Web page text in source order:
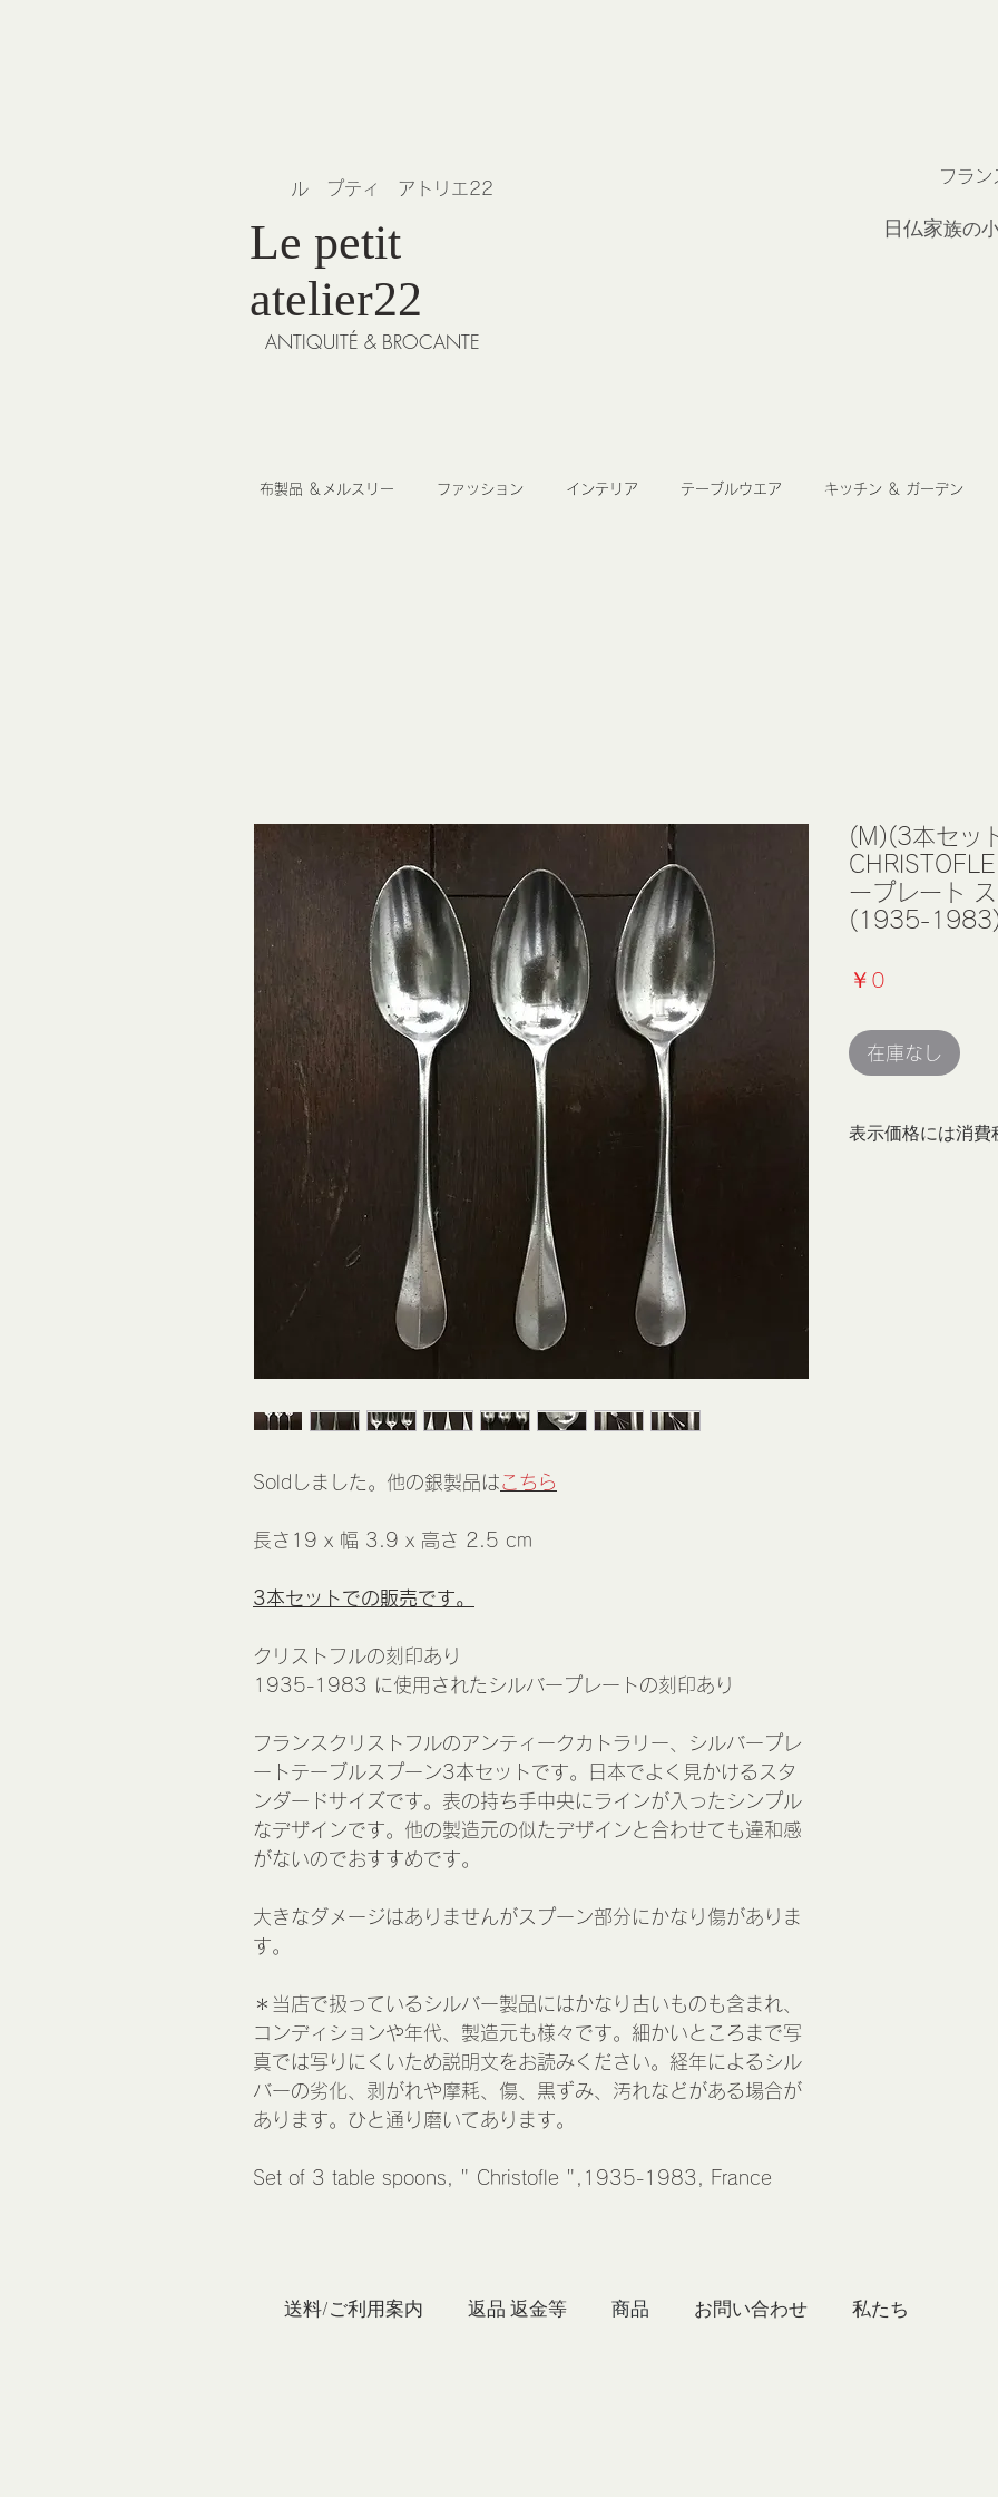
​ル プティ アトリエ22
Le petit
atelier22
ANTIQUITÉ & BROCANTE
フラン
日仏家族の
Soldしました。他の銀製品はこちら
長さ19 x 幅 3.9 x 高さ 2.5 cm
3本セットでの販売です。
クリストフルの刻印あり
1935-1983 に使用されたシルバープレートの刻印あり
フランスクリストフルのアンティークカトラリー、シルバープレ
ートテーブルスプーン3本セットです。日本でよく見かけるスタ
ンダードサイズです。表の持ち手中央にラインが入ったシンプル
なデザインです。他の製造元の似たデザインと合わせても違和感
がないのでおすすめです。
大きなダメージはありませんがスプーン部分にかなり傷がありま
す。
＊当店で扱っているシルバー製品にはかなり古いものも含まれ、
コンディションや年代、製造元も様々です。細かいところまで写
真では写りにくいため説明文をお読みください。経年によるシル
バーの劣化、剥がれや摩耗、傷、黒ずみ、汚れなどがある場合が
あります。ひと通り磨いてあります。
Set of 3 table spoons, " Christofle ",1935-1983, France
(M)(3本セッ
ープレート
(1935-
￥0
在庫なし
表示価格には消
布製品 ＆メルスリー ファッション インテリア テーブルウエア キッチン ＆ ガーデン
送料/ご利用案内 返品 返金等 商品 お問い合わせ